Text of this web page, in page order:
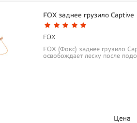
FOX заднее грузило Captive
FOX
FOX (Фокс) заднее грузило
освобождает леску после
Цена